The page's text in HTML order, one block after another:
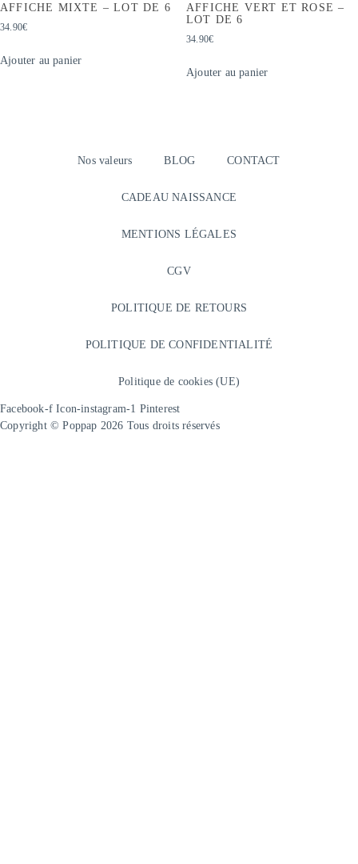
AFFICHE MIXTE – LOT DE 6
34.90€
Ajouter au panier
AFFICHE VERT ET ROSE –
LOT DE 6
34.90€
Ajouter au panier
Nos valeurs BLOG CONTACT
CADEAU NAISSANCE
MENTIONS LÉGALES
CGV
POLITIQUE DE RETOURS
POLITIQUE DE CONFIDENTIALITÉ
Politique de cookies (UE)
Facebook-f Icon-instagram-1 Pinterest
Copyright © Poppap 2026 Tous droits réservés